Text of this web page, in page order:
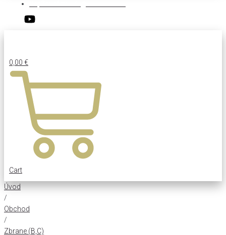
0,00 €
Cart
Úvod
/
Obchod
/
Zbrane (B,C)